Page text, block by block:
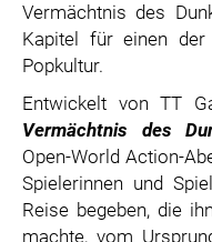
Vermächtnis des
Kapitel für einen der
Popkultur.
Entwickelt von TT
Vermächtnis des
Open-World Action-
Spielerinnen und
Reise begeben, die
machte, vom